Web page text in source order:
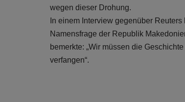
wegen dieser Drohung.
In einem Interview gegenüber
Namensfrage der Republik
bemerkte: „Wir müssen die
verfangen“.